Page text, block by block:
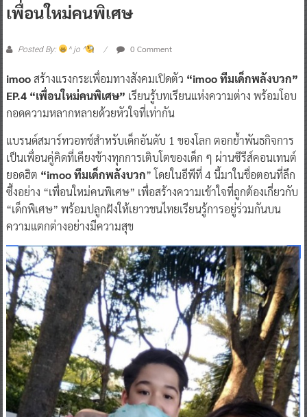
เพื่อนใหม่คนพิเศษ
Posted By: ^ jo ^ 0 Comment
imooสร้างแรงกระเพื่อมทางสังคมเปิดตัว “imoo ทีมเด็กพลังบวก”
EP.4 “เพื่อนใหม่คนพิเศษ” เรียนรู้บทเรียนแห่งความต่าง พร้อมโอบ
กอดความหลากหลายด้วยหัวใจที่เท่ากัน
แบรนด์สมาร์ทวอทช์สำหรับเด็กอันดับ 1 ของโลก ตอกย้ำพันธกิจการ
เป็นเพื่อนคู่คิดที่เคียงข้างทุกการเติบโตของเด็ก ๆ ผ่านซีรีส์คอนเทนต์
ยอดฮิต “imoo ทีมเด็กพลังบวก” โดยในอีพีที่ 4 นี้มาในชื่อตอนที่ลึก
ซึ้งอย่าง “เพื่อนใหม่คนพิเศษ” เพื่อสร้างความเข้าใจที่ถูกต้องเกี่ยวกับ
“เด็กพิเศษ” พร้อมปลูกฝังให้เยาวชนไทยเรียนรู้การอยู่ร่วมกันบน
ความแตกต่างอย่างมีความสุข